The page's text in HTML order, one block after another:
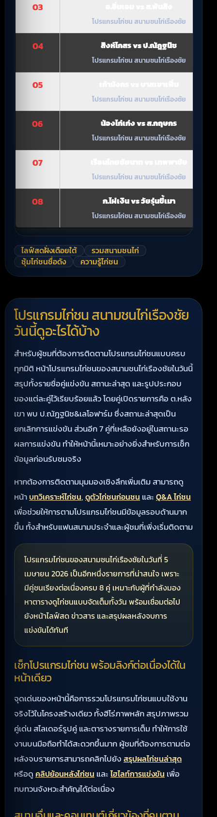
03
โปรแกรมไก่ชน สนามชนไก่เรืองชัย
04 สิงห์ไกสร vs ป.ณัฎฐนิช
โปรแกรมไก่ชน สนามชนไก่เรืองชัย
05
โปรแกรมไก่ชน สนามชนไก่เรืองชัย
06 น้องไก่เก่ง vs ส.กฤษกร
โปรแกรมไก่ชน สนามชนไก่เรืองชัย
07
โปรแกรมไก่ชน สนามชนไก่เรืองชัย
08 ก.ไผ่เงิน vs วัยรุ่นขี้เมา
โปรแกรมไก่ชน สนามชนไก่เรืองชัย
ไลฟ์สดฝั่งเดือยใต้
รวมสนามชนไก่
ซุ้มไก่ชนชื่อดัง
ความรู้ไก่ชน
โปรแกรมไก่ชน สนามชนไก่เรืองชัย
วันนี้ดูอะไรได้บ้าง
สำหรับผู้ชมที่ต้องการติดตามโปรแกรมไก่ชนแบบครบ
ทุกมิติ หน้าโปรแกรมไก่ชนของสนามชนไก่เรืองชัยในวันนี้
สรุปทั้งรายชื่อคู่แข่งขัน สถานะล่าสุด และรูปประกอบ
ของแต่ละคู่ไว้เรียบร้อยแล้ว โดยคู่เปิดรายการคือ ต.หลัง
เขา พบ ป.ณัฎฐนิช&เลโอฟาร์ม ซึ่งสถานะล่าสุดเป็น
ยกเลิกการแข่งขัน ส่วนอีก 7 คู่ที่เหลือยังอยู่ในสถานะรอ
ผลการแข่งขัน ทำให้หน้านี้เหมาะอย่างยิ่งสำหรับการเช็ก
ข้อมูลก่อนรับชมจริง
หากต้องการติดตามมุมมองเชิงลึกเพิ่มเติม สามารถดู
หน้า บทวิเคราะห์ไก่ชน, ดูตัวไก่ชนก่อนชน และ Q&A ไก่ชน
เพื่อช่วยให้การตามโปรแกรมไก่ชนมีข้อมูลรอบด้านมาก
ขึ้น ทั้งสำหรับแฟนสนามประจำและผู้ชมที่เพิ่งเริ่มติดตาม
โปรแกรมไก่ชนของสนามชนไก่เรืองชัยในวันที่ 5
เมษายน 2026 เป็นอีกหนึ่งรายการที่น่าสนใจ เพราะ
มีคู่ชนเรียงต่อเนื่องครบ 8 คู่ เหมาะกับผู้ที่กำลังมอง
หาตารางดูไก่ชนแบบจัดเต็มทั้งวัน พร้อมเชื่อมต่อไป
ยังหน้าไลฟ์สด ข่าวสาร และสรุปผลหลังจบการ
แข่งขันได้ทันที
เช็กโปรแกรมไก่ชน พร้อมลิงก์ต่อเนื่องได้ใน
หน้าเดียว
จุดเด่นของหน้านี้คือการรวมโปรแกรมไก่ชนแบบใช้งาน
จริงไว้ในโครงสร้างเดียว ทั้งฮีโร่ภาพหลัก สรุปภาพรวม
คู่เด่น สไลเดอร์รูปคู่ และตารางรายการเต็ม ทำให้การใช้
งานบนมือถือทำได้สะดวกขึ้นมาก ผู้ชมที่ต้องการตามต่อ
หลังจบรายการสามารถคลิกไปยัง สรุปผลไก่ชนล่าสุด
หรือดู คลิปย้อนหลังไก่ชน และไฮไลท์การแข่งขัน เพื่อ
ทบทวนจังหวะสำคัญได้ต่อเนื่อง